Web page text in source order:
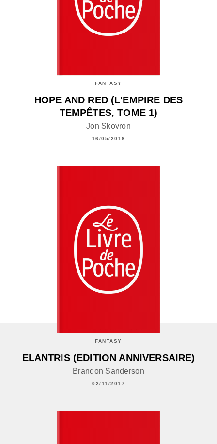
FANTASY
HOPE AND RED (L'EMPIRE DES
TEMPÊTES, TOME 1)
Jon Skovron
16/05/2018
FANTASY
ELANTRIS (EDITION ANNIVERSAIRE)
Brandon Sanderson
02/11/2017